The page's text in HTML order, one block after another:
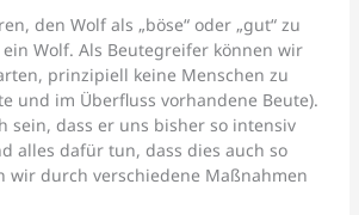
den Wolf als „böse“ oder „gut“ zu
Wolf. Als Beutegreifer können wir
prinzipiell keine Menschen zu
und im Überfluss vorhandene Beute).
sein, dass er uns bisher so intensiv
alles dafür tun, dass dies auch so
wir durch verschiedene Maßnahmen